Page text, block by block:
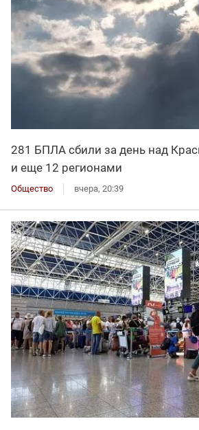
281 БПЛА сбили за день над
и еще 12 регионами
Общество вчера, 20:39